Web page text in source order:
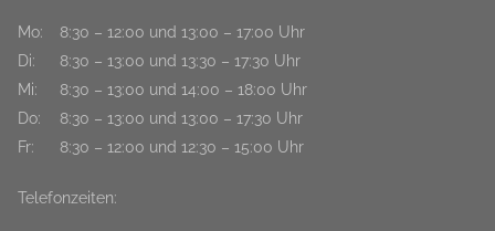
Mo:
8:30 – 12:00 und 13:00 – 17:00 Uhr
Di:
8:30 – 13:00 und 13:30 – 17:30 Uhr
Mi:
8:30 – 13:00 und 14:00 – 18:00 Uhr
Do:
8:30 – 13:00 und 13:00 – 17:30 Uhr
Fr:
8:30 – 12:00 und 12:30 – 15:00 Uhr
Telefonzeiten: